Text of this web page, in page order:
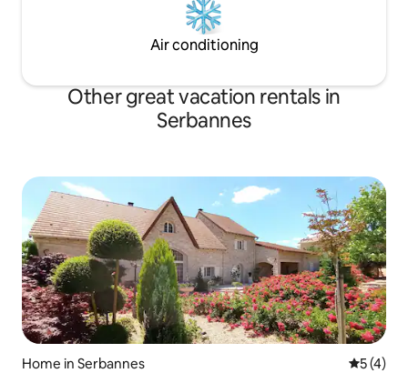
Air conditioning
Other great vacation rentals in
Serbannes
Home in Serbannes 5 out of
5 (4)